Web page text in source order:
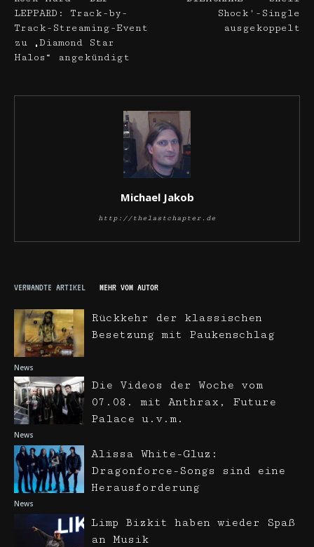
LEPPARD: Track-by-
Track-Streaming-Event
zu „Diamond Star
Halos“ angekündigt
Shock'-Single
ausgekoppelt
Michael Jakob
http://thelastchapter.de
VERWANDTE ARTIKEL MEHR VOM AUTOR
News
Rückkehr der klassischen
Besetzung mit Paukenschlag
News
Die Videos der Woche vom
07.08. mit Anthrax, Future
Palace u.v.m.
News
Alissa White-Gluz:
Dragonforce-Songs sind eine
Herausforderung
Limp Bizkit haben wieder Spaß
an Musik